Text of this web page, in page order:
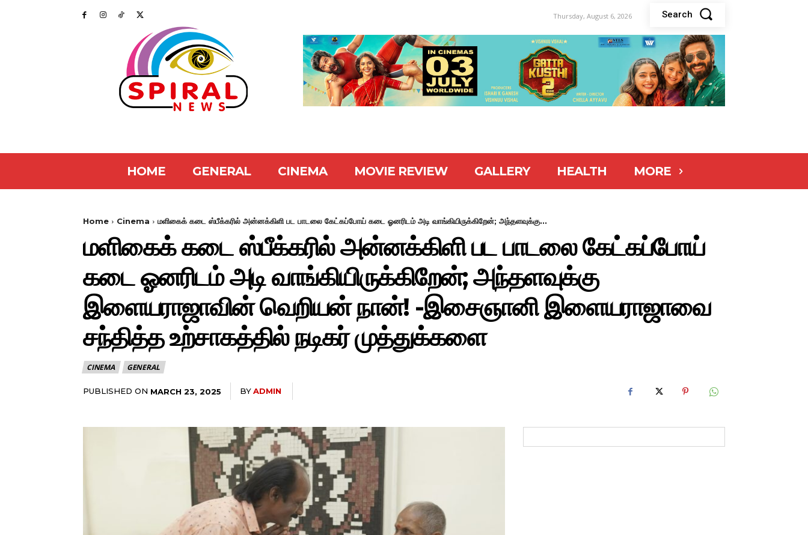
Thursday, August 6, 2026 Search
HOME GENERAL CINEMA MOVIE REVIEW GALLERY HEALTH MORE
Home Cinema மளிகைக் கடை ஸ்பீக்கரில் அன்னக்கிளி பட பாடலை கேட்கப்போய் கடை ஓனரிடம் அடி வாங்கியிருக்கிறேன்; அந்தளவுக்கு...
மளிகைக் கடை ஸ்பீக்கரில் அன்னக்கிளி பட பாடலை கேட்கப்போய்
கடை ஓனரிடம் அடி வாங்கியிருக்கிறேன்; அந்தளவுக்கு
இளையராஜாவின் வெறியன் நான்! -இசைஞானி இளையராஜாவை
சந்தித்த உற்சாகத்தில் நடிகர் முத்துக்களை
CINEMA GENERAL
PUBLISHED ON MARCH 23, 2025 BYADMIN